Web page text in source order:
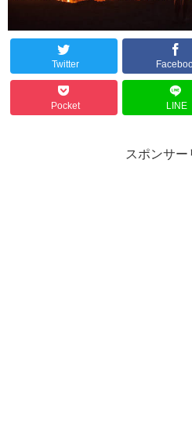
Twitter
Pocket LINE
スポンサー